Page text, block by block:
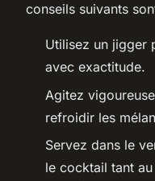
conseils suivants
Utilisez un jigger
avec exactitude.
Agitez
refroidir les
Servez dans le
le cocktail tant